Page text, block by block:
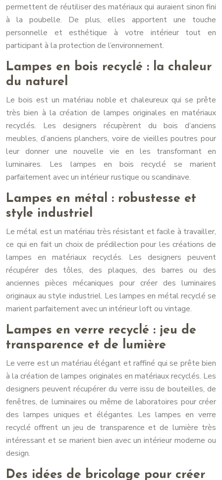
permettent de réutiliser des matériaux qui auraient sinon fini
à la poubelle. De plus, elles apportent une touche
personnelle et esthétique à votre intérieur tout en
participant à la protection de l’environnement.
Lampes en bois recyclé : la chaleur
du naturel
Le bois est un matériau noble et chaleureux qui se prête
très bien à la création de lampes originales en matériaux
recyclés. Les designers récupèrent du bois d’anciens
meubles, d’anciens planchers, voire de vieilles poutres pour
leur donner une nouvelle vie en les transformant en
luminaires. Les lampes en bois recyclé se marient
parfaitement avec un intérieur rustique ou scandinave.
Lampes en métal : robustesse et
style industriel
Le métal est un matériau très résistant et facile à travailler,
ce qui en fait un choix de prédilection pour les créations de
lampes en matériaux recyclés. Les designers peuvent
récupérer des tôles, des plaques, des barres ou des
anciennes pièces mécaniques pour créer des luminaires
originaux au style industriel. Les lampes en métal recyclé se
marient parfaitement avec un intérieur loft ou vintage.
Lampes en verre recyclé : jeu de
transparence et de lumière
Le verre est un matériau élégant et raffiné qui se prête bien
à la création de lampes originales en matériaux recyclés. Les
designers peuvent récupérer du verre issu de bouteilles, de
fenêtres, de luminaires ou même de laboratoires pour créer
des lampes uniques et élégantes. Les lampes en verre
recyclé offrent un jeu de transparence et de lumière très
intéressant et se marient bien avec un intérieur moderne ou
design.
Des idées de bricolage pour créer